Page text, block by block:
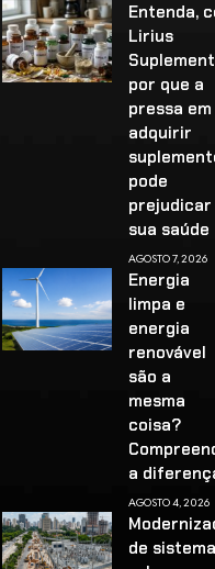
Entenda,
Lirius
por que a
pressa em
adquirir
pode
prejudicar
sua
AGOSTO 7, 2026
Energia
limpa e
energia
renovável
são a
mesma
coisa?
a
AGOSTO 4, 2026
de